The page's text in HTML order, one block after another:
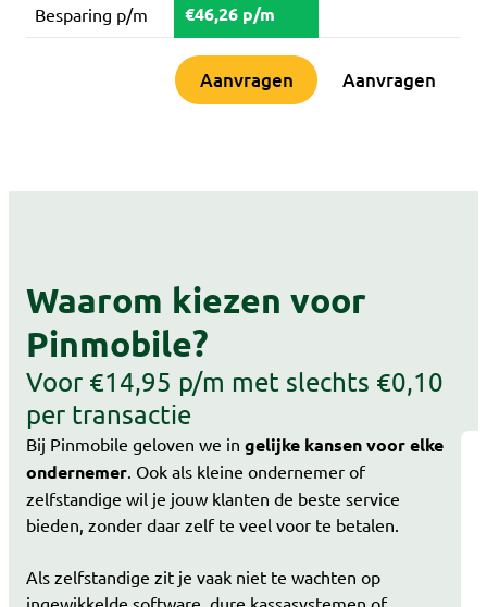
Besparing p/m €46,26 p/m
Aanvragen Aanvragen
Waarom kiezen voor
Pinmobile?
Voor €14,95 p/m met slechts €0,10
per transactie
Bij Pinmobile geloven we in gelijke kansen voor elke
ondernemer . Ook als kleine ondernemer of
zelfstandige wil je jouw klanten de beste service
bieden, zonder daar zelf te veel voor te betalen.
Als zelfstandige zit je vaak niet te wachten op
ingewikkelde software, dure kassasystemen of